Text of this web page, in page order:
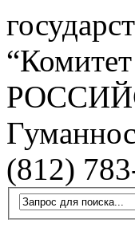
(812)